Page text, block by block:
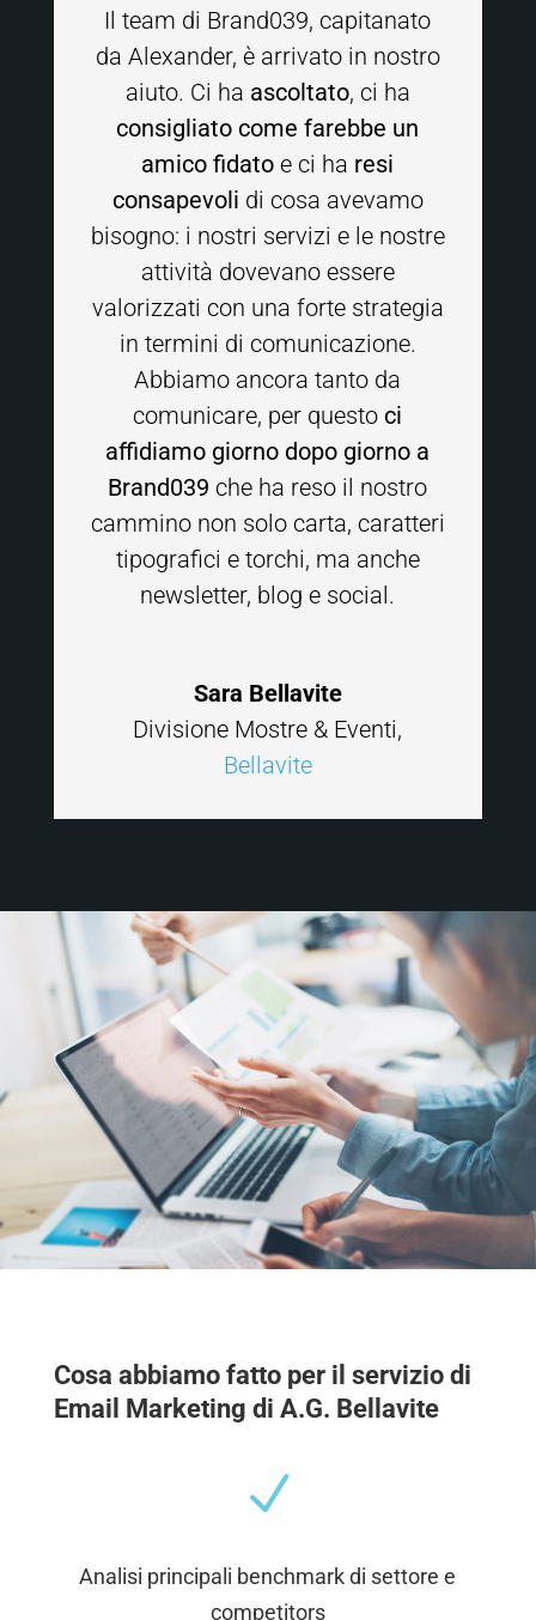
Il team di Brand039, capitanato
da Alexander, è arrivato in nostro
aiuto. Ci ha ascoltato, ci ha
consigliato come farebbe un
amico fidato e ci ha resi
consapevoli di cosa avevamo
bisogno: i nostri servizi e le nostre
attività dovevano essere
valorizzati con una forte strategia
in termini di comunicazione.
Abbiamo ancora tanto da
comunicare, per questo ci
affidiamo giorno dopo giorno a
Brand039 che ha reso il nostro
cammino non solo carta, caratteri
tipografici e torchi, ma anche
newsletter, blog e social.
Sara Bellavite
Divisione Mostre & Eventi,
Bellavite
Cosa abbiamo fatto per il servizio di
Email Marketing di A.G. Bellavite
N
Analisi principali benchmark di settore e
competitors